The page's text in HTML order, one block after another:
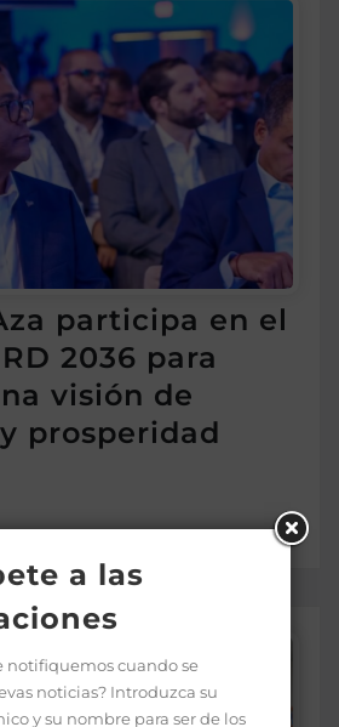
participa en el
2036 para
visión de
prosperidad
a las
notifiquemos cuando se
noticias? Introduzca su
y su nombre para ser de los